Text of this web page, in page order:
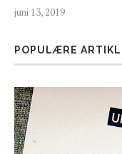
juni 13, 2019
POPULÆRE